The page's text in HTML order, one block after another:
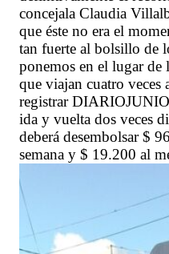
concejala Claudia
que éste no era el
tan fuerte al bolsillo de
ponemos en el lugar de
que viajan cuatro veces
registrar
ida y vuelta dos veces
deberá desembolsar $
semana y $ 19.200 al